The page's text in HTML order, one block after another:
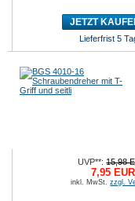
JETZT
Lieferfrist 5
UVP**:15,98
7,95 EUR
inkl. MwSt.zzgl.